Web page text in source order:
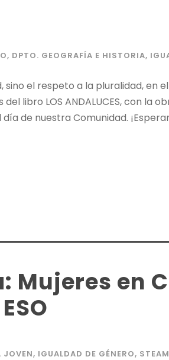
, DPTO. GEOGRAFÍA E HISTORIA,
el respeto a la pluralidad, en el
libro LOS ANDALUCES, con la
de nuestra Comunidad.
Mujeres en
JOVEN, IGUALDAD DE GÉNERO, STEAM